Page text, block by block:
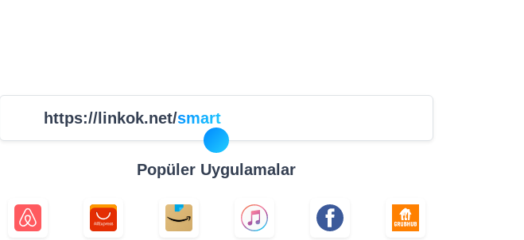
https://linkok.net/smart
Popüler Uygulamalar